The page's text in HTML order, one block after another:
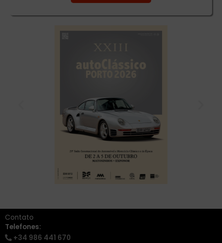
Contato
Telefones:
+34 986 441 670